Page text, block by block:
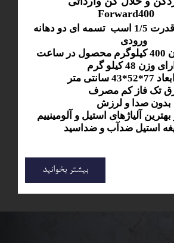
بیشتر بخوانید
دارای موتور پرقدرت 1/5 اسب تسمه ای دو دهانه
ورودی
وزن 48 کیلو گرم
سانتی متر
تک فاز کم مصرف
بدون صدا و لرزش
آلیاژهای استیل و آلومینییم
استیل ضدآب و ضداسید
Forward400